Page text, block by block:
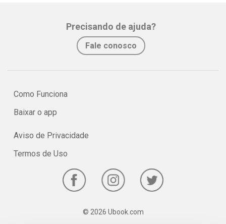
Precisando de ajuda?
Fale conosco
Como Funciona
Baixar o app
Aviso de Privacidade
Termos de Uso
© 2026 Ubook.com